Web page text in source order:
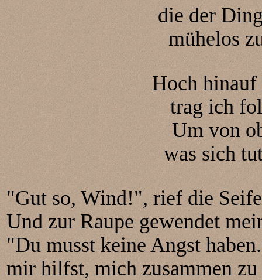
die der
mühelos
Hoch hinauf
trag ich
Um von
was sich
"Gut so, Wind!", rief die
Und zur Raupe gewendet
"Du musst keine Angst
mir hilfst, mich zusammen